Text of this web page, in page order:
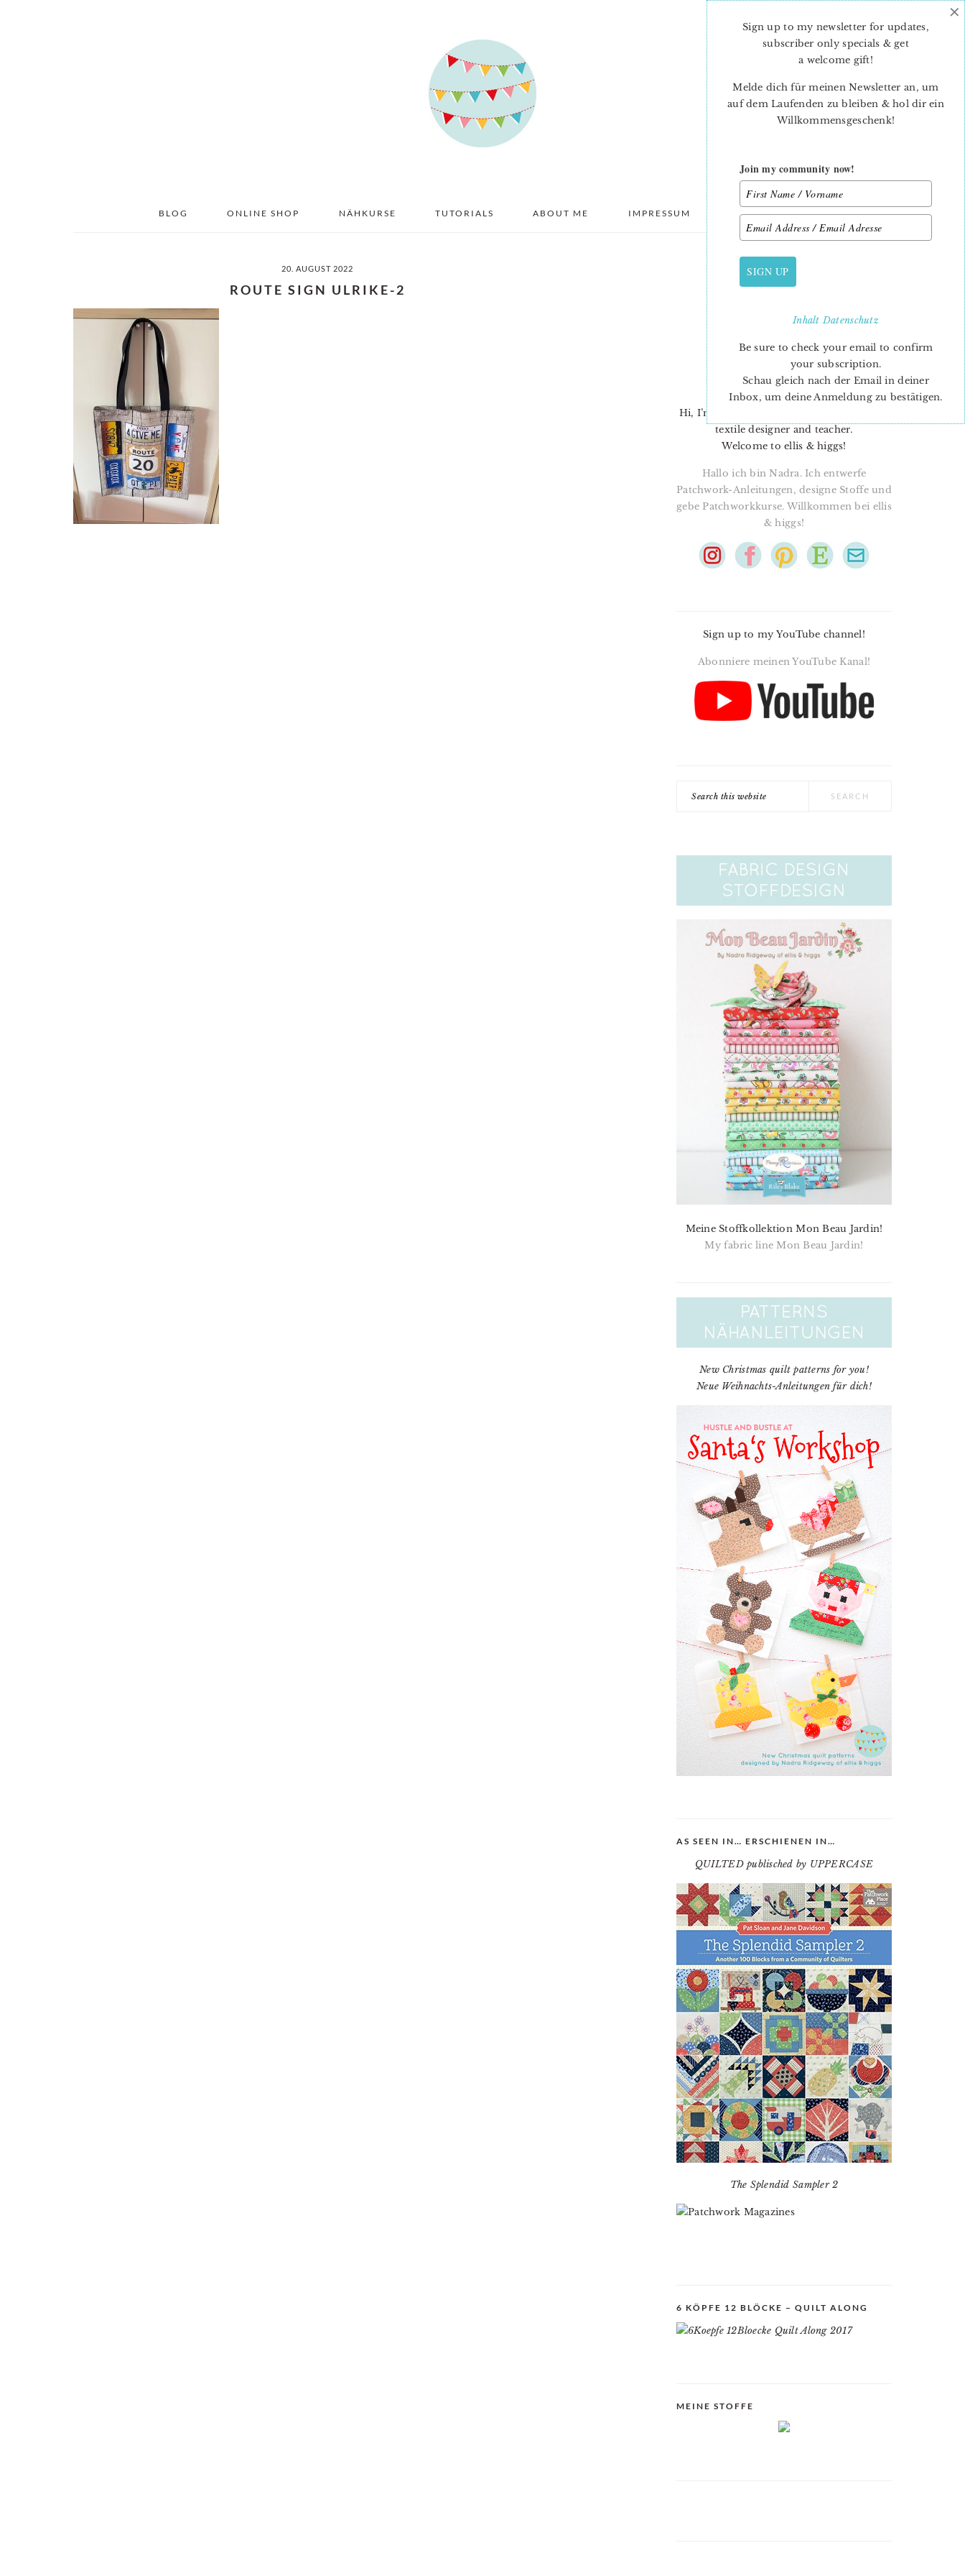
BLOG ONLINE SHOP NÄHKURSE TUTORIALS ABOUT ME IMPRESSUM DATENSCHUTZ
20. AUGUST 2022
ROUTE SIGN ULRIKE-2
PRIMARY
SIDEBAR
Hi, I’m Nadra. I’m a quilt pattern designer,
textile designer and teacher.
Welcome to ellis & higgs!
Hallo ich bin Nadra. Ich entwerfe
Patchwork-Anleitungen, designe Stoffe und
gebe Patchworkkurse. Willkommen bei ellis
& higgs!
Sign up to my YouTube channel!
Abonniere meinen YouTube Kanal!
Meine Stoffkollektion Mon Beau Jardin!
My fabric line Mon Beau Jardin!
New Christmas quilt patterns for you!
Neue Weihnachts-Anleitungen für dich!
AS SEEN IN… ERSCHIENEN IN…
QUILTED publisched by UPPERCASE
The Splendid Sampler 2
6 KÖPFE 12 BLÖCKE – QUILT ALONG
MEINE STOFFE
Sign up to my newsletter for updates,
subscriber only specials & get
a welcome gift!
Melde dich für meinen Newsletter an, um
auf dem Laufenden zu bleiben & hol dir ein
Willkommensgeschenk!
Join my community now!
SIGN UP
InhaltDatenschutz
Be sure to check your email to confirm
your subscription.
Schau gleich nach der Email in deiner
Inbox, um deine Anmeldung zu bestätigen.
×